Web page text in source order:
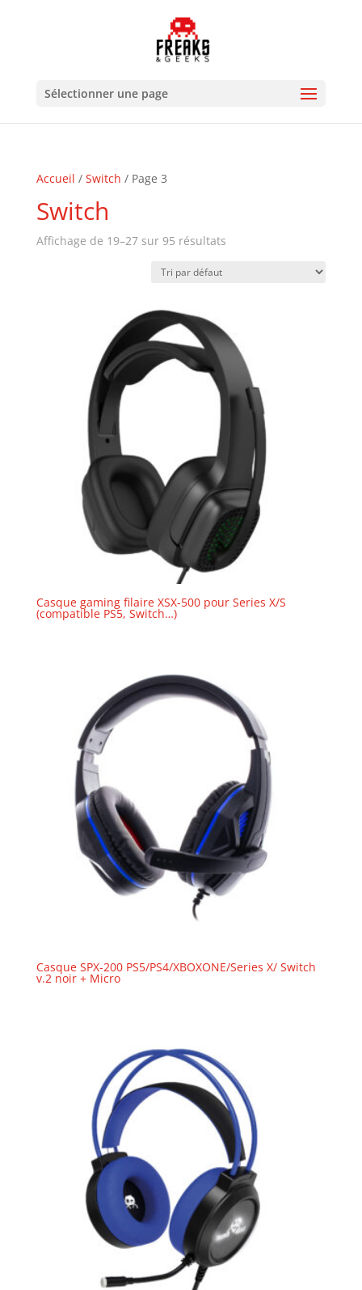
Sélectionner une page
Accueil / Switch / Page 3
Switch
Affichage de 19–27 sur 95 résultats
Casque gaming filaire XSX-500 pour Series X/S
(compatible PS5, Switch…)
Casque SPX-200 PS5/PS4/XBOXONE/Series X/ Switch
v.2 noir + Micro